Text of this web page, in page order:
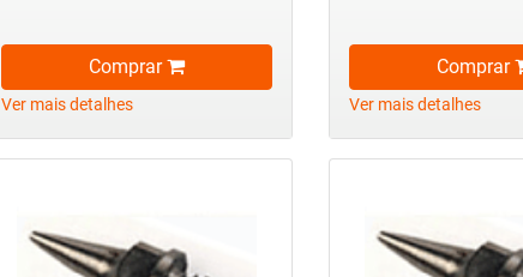
Comprar
Ver mais detalhes
Comprar
Ver mais detalhes